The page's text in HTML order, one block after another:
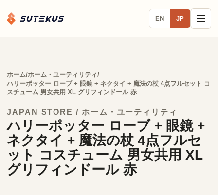
EN JP
ホーム/ホーム・ユーティリティ/
ハリーポッター ローブ + 眼鏡 + ネクタイ + 魔法の杖 4点フルセット コ
スチューム 男女共用 XL グリフィンドール 赤
JAPAN STORE / ホーム・ユーティリティ
ハリーポッター ローブ + 眼鏡 +
ネクタイ + 魔法の杖 4点フルセ
ット コスチューム 男女共用 XL
グリフィンドール 赤